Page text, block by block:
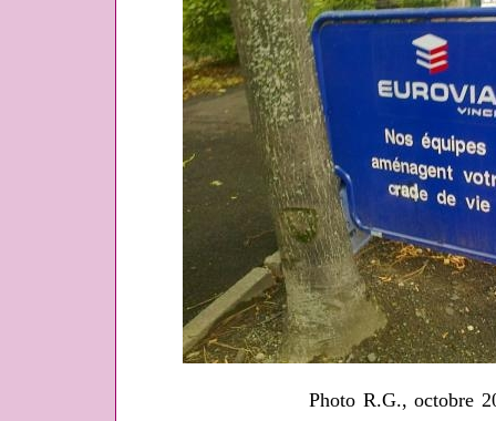
Photo R.G., octobre